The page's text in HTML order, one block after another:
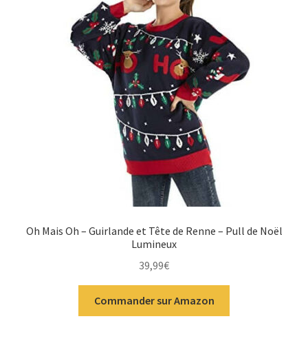
Oh Mais Oh – Guirlande et Tête de Renne – Pull de Noël
Lumineux
39,99€
Commander sur Amazon